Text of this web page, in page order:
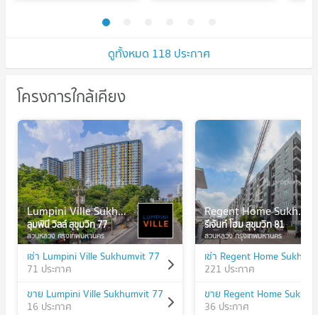
ดูทั้งหมด 118 ประกาศ
โครงการใกล้เคียง
Lumpini Ville Sukhumvit 77
ลุมพินี วิลล์ สุขุมวิท 77
สวนหลวง กรุงเทพมหานคร
เช่า Lumpini Ville Sukhumvit 77
71 ประกาศ
ขาย Lumpini Ville Sukhumvit 77
16 ประกาศ
Regent Home Sukhumvit 81
รีเจ้นท์ โฮม สุขุมวิท 81
สวนหลวง กรุงเทพมหานคร
เช่า Regent Home
221 ประกาศ
ขาย Regent Home
36 ประกาศ